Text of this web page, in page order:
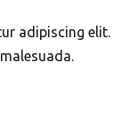
adipiscing elit.